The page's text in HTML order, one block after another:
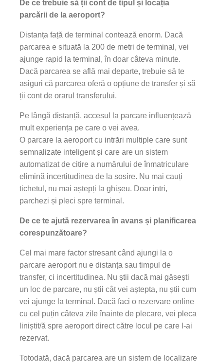
De ce trebuie să ții cont de tipul și locația
parcării de la aeroport?
Distanța față de terminal contează enorm. Dacă
parcarea e situată la 200 de metri de terminal, vei
ajunge rapid la terminal, în doar câteva minute.
Dacă parcarea se află mai departe, trebuie să te
asiguri că parcarea oferă o opțiune de transfer și să
ții cont de orarul transferului.
Pe lângă distanță, accesul la parcare influențează
mult experiența pe care o vei avea.
O parcare la aeroport cu intrări multiple care sunt
semnalizate inteligent și care are un sistem
automatizat de citire a numărului de înmatriculare
elimină incertitudinea de la sosire. Nu mai cauți
tichetul, nu mai aștepți la ghișeu. Doar intri,
parchezi și pleci spre terminal.
De ce te ajută rezervarea în avans și planificarea
corespunzătoare?
Cel mai mare factor stresant când ajungi la o
parcare aeroport nu e distanța sau timpul de
transfer, ci incertitudinea. Nu știi dacă mai găsești
un loc de parcare, nu știi cât vei aștepta, nu știi cum
vei ajunge la terminal. Dacă faci o rezervare online
cu cel puțin câteva zile înainte de plecare, vei pleca
liniștit/ă spre aeroport direct către locul pe care l-ai
rezervat.
Totodată, dacă parcarea are un sistem de localizare